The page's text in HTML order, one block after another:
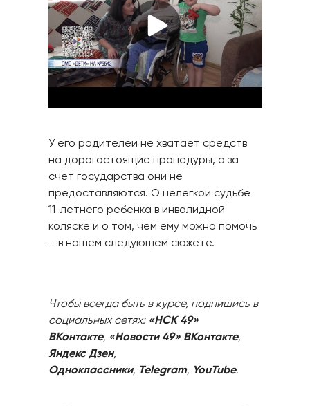
У его родителей не хватает средств
на дорогостоящие процедуры, а за
счет государства они не
предоставляются. О нелегкой судьбе
11-летнего ребенка в инвалидной
коляске и о том, чем ему можно помочь
– в нашем следующем сюжете.
Чтобы всегда быть в курсе, подпишись в
социальных сетях: «НСК 49»
ВКонтакте, «Новости 49» ВКонтакте,
Яндекс Дзен,
Одноклассники, Telegram, YouTube.